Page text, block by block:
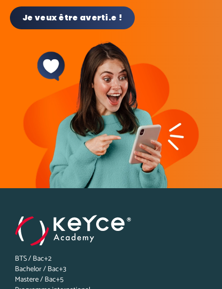
Je veux être averti.e !
BTS / Bac+2
Bachelor / Bac+3
Mastere / Bac+5